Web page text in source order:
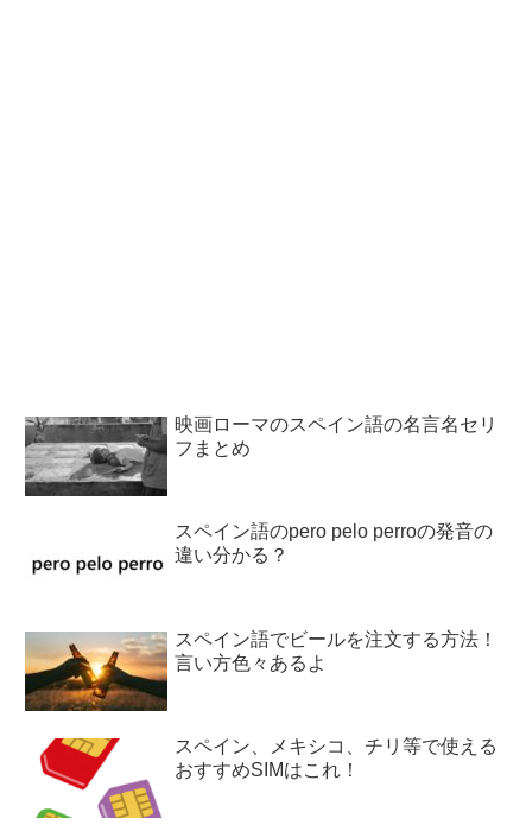
映画ローマのスペイン語の名言名セリ
フまとめ
スペイン語のpero pelo perroの発音の
違い分かる？
スペイン語でビールを注文する方法！
言い方色々あるよ
スペイン、メキシコ、チリ等で使える
おすすめSIMはこれ！